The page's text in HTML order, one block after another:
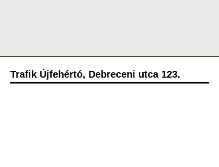
Trafik Újfehértó, Debreceni utca 123.